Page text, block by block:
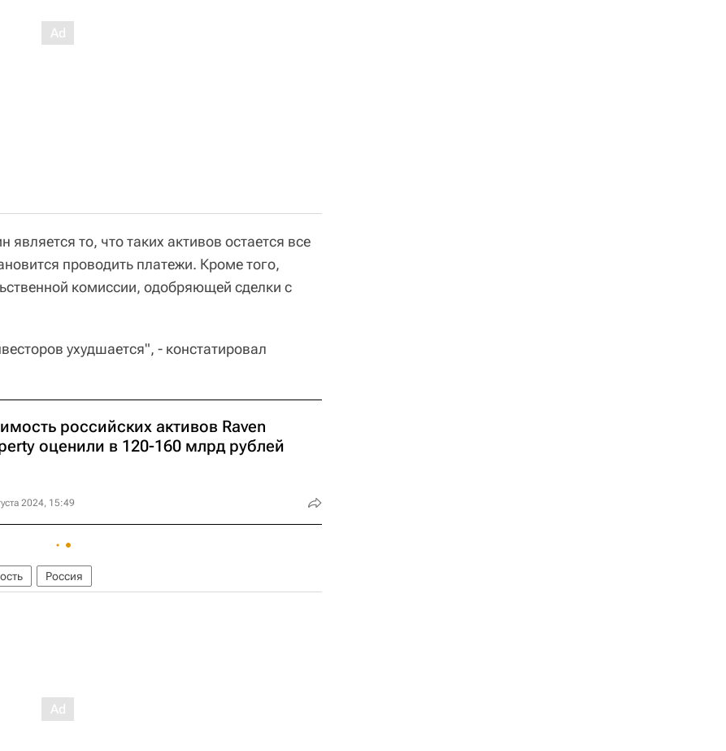
то, что таких активов остается все
проводить платежи. Кроме того,
комиссии, одобряющей сделки с
ухудшается", - констатировал
российских активов Raven
оценили в 120-160 млрд рублей
2024, 15:49
Россия